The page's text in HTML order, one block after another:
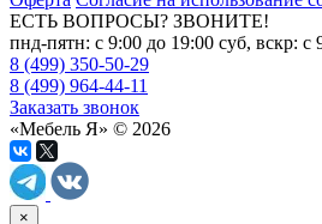
ЕСТЬ ВОПРОСЫ? ЗВОНИТЕ!
пнд-пятн: с 9:00 до 19:00 суб, вскр: с
8 (499) 350-50-29
8 (499) 964-44-11
Заказать звонок
«Мебель Я» © 2026
×